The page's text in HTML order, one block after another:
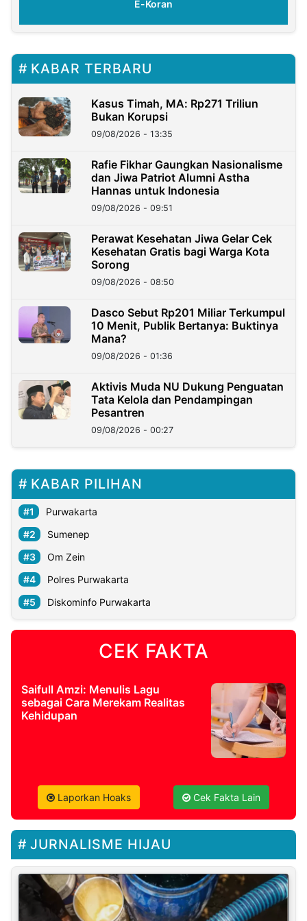
E-Koran
KABAR TERBARU
Kasus Timah, MA: Rp271 Triliun
Bukan Korupsi
09/08/2026 - 13:35
Rafie Fikhar Gaungkan Nasionalisme
dan Jiwa Patriot Alumni Astha
Hannas untuk Indonesia
09/08/2026 - 09:51
Perawat Kesehatan Jiwa Gelar Cek
Kesehatan Gratis bagi Warga Kota
Sorong
09/08/2026 - 08:50
Dasco Sebut Rp201 Miliar Terkumpul
10 Menit, Publik Bertanya: Buktinya
Mana?
09/08/2026 - 01:36
Aktivis Muda NU Dukung Penguatan
Tata Kelola dan Pendampingan
Pesantren
09/08/2026 - 00:27
KABAR PILIHAN
Purwakarta
Sumenep
Om Zein
Polres Purwakarta
Diskominfo Purwakarta
CEK FAKTA
Saifull Amzi: Menulis Lagu
sebagai Cara Merekam Realitas
Kehidupan
Laporkan Hoaks Cek Fakta Lain
JURNALISME HIJAU